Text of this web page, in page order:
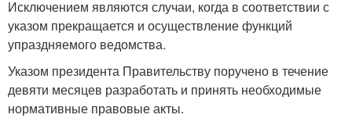
Исключением являются случаи, когда в соответствии с
указом прекращается и осуществление функций
упраздняемого ведомства.
Указом президента Правительству поручено в течение
девяти месяцев разработать и принять необходимые
нормативные правовые акты.